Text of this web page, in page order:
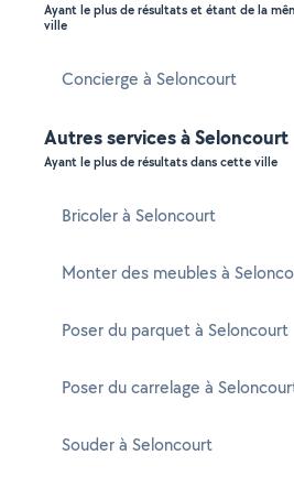
Ayant le plus de résultats et étant de la
ville
Concierge à Seloncourt
Autres services à Seloncourt
Ayant le plus de résultats dans cette ville
Bricoler à Seloncourt
Monter des meubles à
Poser du parquet à Seloncourt
Poser du carrelage à
Souder à Seloncourt